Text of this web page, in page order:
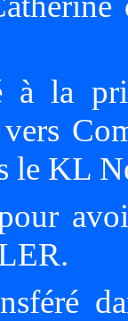
à la
vers
le KL